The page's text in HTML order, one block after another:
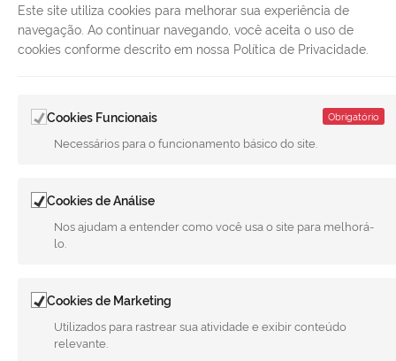
REDES SOCIAIS
Facebook
Twitter
LinkedIn
Todo o conteúdo deste site está publicado sob a licença
Este site utiliza cookies para melhorar sua experiência de
navegação. Ao continuar navegando, você aceita o uso de
cookies conforme descrito em nossa Política de Privacidade.
Cookies Funcionais Obrigatório
Necessários para o funcionamento básico do site.
Cookies de Análise
Nos ajudam a entender como você usa o site para melhorá-
lo.
Cookies de Marketing
Utilizados para rastrear sua atividade e exibir conteúdo
relevante.